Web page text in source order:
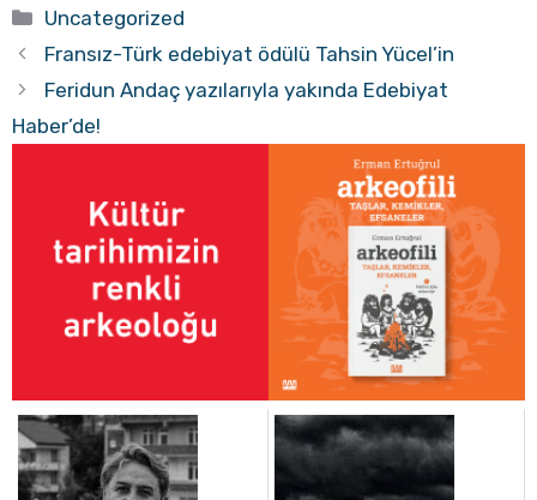
Kategoriler
Uncategorized
Fransız-Türk edebiyat ödülü Tahsin Yücel’in
Feridun Andaç yazılarıyla yakında Edebiyat
Haber’de!